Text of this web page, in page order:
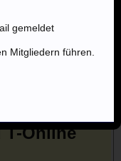
T-Online
gemeldet
Mitgliedern führen.